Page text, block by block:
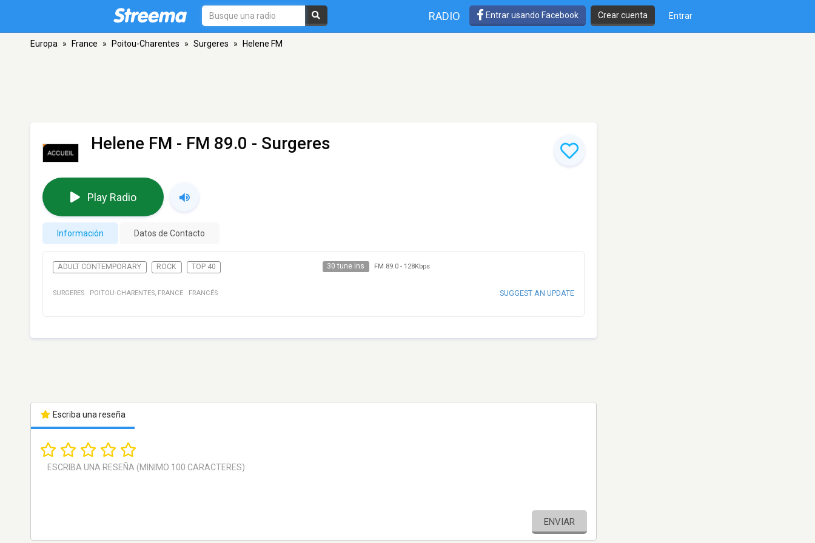
RADIO Entrar usando Facebook Crear cuenta Entrar
Europa » France » Poitou-Charentes » Surgeres » Helene FM
Helene FM - FM 89.0 - Surgeres
Play Radio
Información Datos de Contacto
ADULT CONTEMPORARY ROCK TOP 40 30 tune ins FM 89.0- 128Kbps
SURGERES · POITOU-CHARENTES, FRANCE · FRANCÉS SUGGEST AN UPDATE
Escriba una reseña
ENVIAR